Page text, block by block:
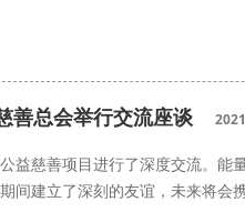
善总会举行交流座谈
益慈善项目进行了深度交流。能
建立了深刻的友谊，未来将会